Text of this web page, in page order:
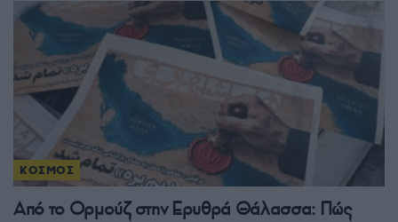
ΚΟΣΜΟΣ
Από το Ορμούζ στην Ερυθρά Θάλασσα: Πώς